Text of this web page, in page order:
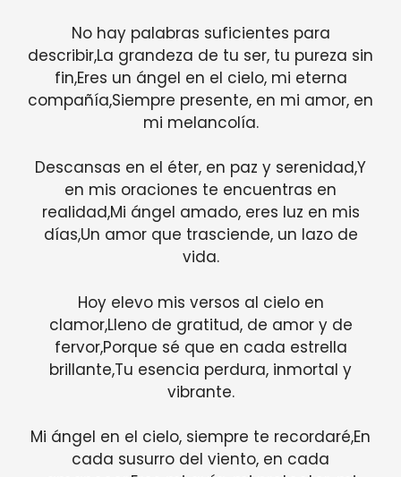
No hay palabras suficientes para
describir,La grandeza de tu ser, tu pureza sin
fin,Eres un ángel en el cielo, mi eterna
compañía,Siempre presente, en mi amor, en
mi melancolía.
Descansas en el éter, en paz y serenidad,Y
en mis oraciones te encuentras en
realidad,Mi ángel amado, eres luz en mis
días,Un amor que trasciende, un lazo de
vida.
Hoy elevo mis versos al cielo en
clamor,Lleno de gratitud, de amor y de
fervor,Porque sé que en cada estrella
brillante,Tu esencia perdura, inmortal y
vibrante.
Mi ángel en el cielo, siempre te recordaré,En
cada susurro del viento, en cada